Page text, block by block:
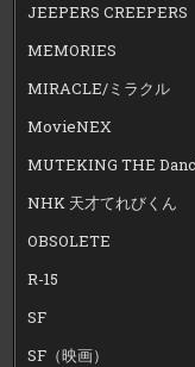
JEEPERS CREEPERS
MEMORIES
MIRACLE/ミラクル
MovieNEX
MUTEKING THE
NHK 天才てれびくん
OBSOLETE
R-15
SF
SF（映画）